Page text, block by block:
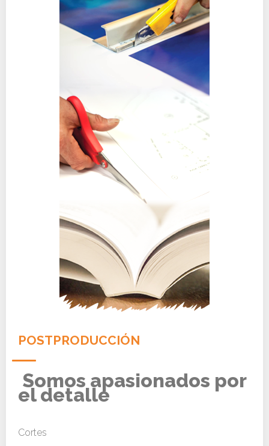
POSTPRODUCCIÓN
Somos apasionados por
el detalle
Cortes